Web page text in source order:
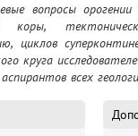
вопросы
коры,
циклов
круга
всех